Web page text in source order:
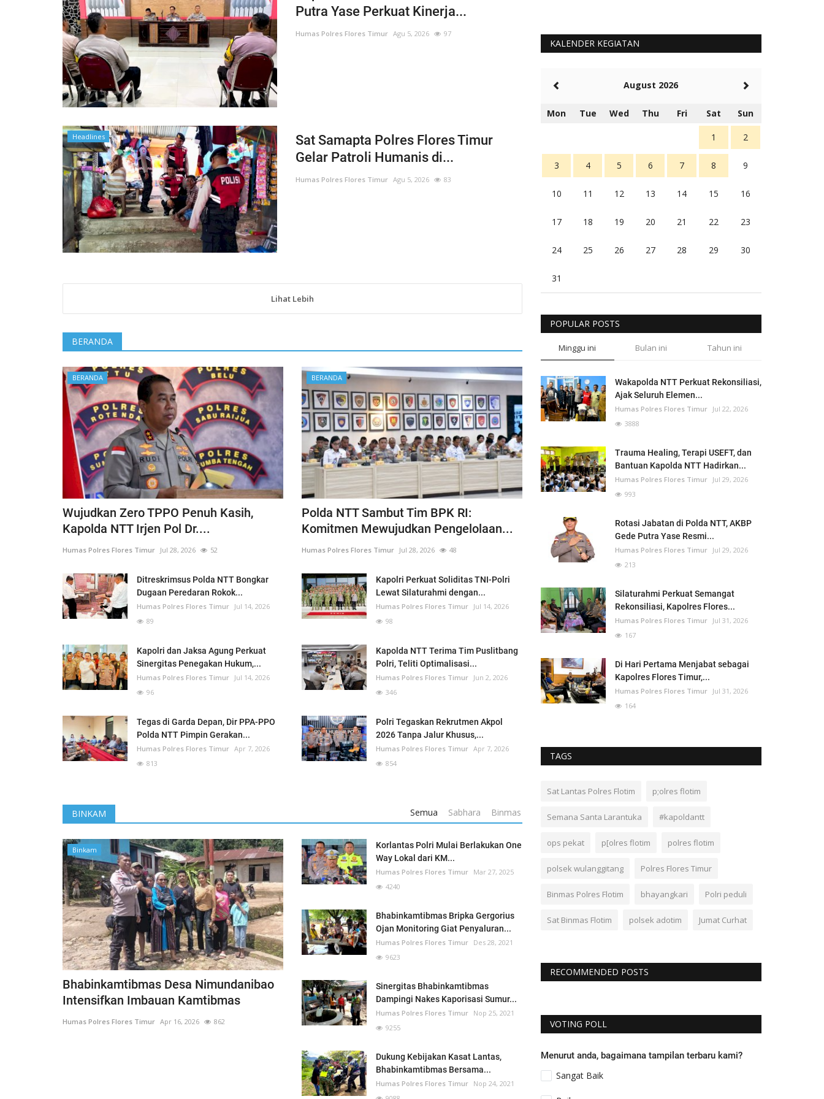
Putra Yase Perkuat Kinerja...
Humas Polres Flores Timur Agu 5, 2026 97
Headlines
Sat Samapta Polres Flores Timur
Gelar Patroli Humanis di...
Humas Polres Flores Timur Agu 5, 2026 83
Lihat Lebih
BERANDA
BERANDA
Wujudkan Zero TPPO Penuh Kasih,
Kapolda NTT Irjen Pol Dr....
Humas Polres Flores Timur Jul 28, 2026 52
BERANDA
Polda NTT Sambut Tim BPK RI:
Komitmen Mewujudkan Pengelolaan...
Humas Polres Flores Timur Jul 28, 2026 48
Ditreskrimsus Polda NTT Bongkar
Dugaan Peredaran Rokok...
Humas Polres Flores Timur Jul 14, 2026
89
Kapolri Perkuat Soliditas TNI-Polri
Lewat Silaturahmi dengan...
Humas Polres Flores Timur Jul 14, 2026
98
Kapolri dan Jaksa Agung Perkuat
Sinergitas Penegakan Hukum,...
Humas Polres Flores Timur Jul 14, 2026
96
Kapolda NTT Terima Tim Puslitbang
Polri, Teliti Optimalisasi...
Humas Polres Flores Timur Jun 2, 2026
346
Tegas di Garda Depan, Dir PPA-PPO
Polda NTT Pimpin Gerakan...
Humas Polres Flores Timur Apr 7, 2026
813
Polri Tegaskan Rekrutmen Akpol
2026 Tanpa Jalur Khusus,...
Humas Polres Flores Timur Apr 7, 2026
854
BINKAM Semua Sabhara Binmas
Binkam
Bhabinkamtibmas Desa Nimundanibao
Intensifkan Imbauan Kamtibmas
Humas Polres Flores Timur Apr 16, 2026 862
Korlantas Polri Mulai Berlakukan One
Way Lokal dari KM...
Humas Polres Flores Timur Mar 27, 2025
4240
Bhabinkamtibmas Bripka Gergorius
Ojan Monitoring Giat Penyaluran...
Humas Polres Flores Timur Des 28, 2021
9623
Sinergitas Bhabinkamtibmas
Dampingi Nakes Kaporisasi Sumur...
Humas Polres Flores Timur Nop 25, 2021
9255
Dukung Kebijakan Kasat Lantas,
Bhabinkamtibmas Bersama...
Humas Polres Flores Timur Nop 24, 2021
KALENDER KEGIATAN
August 2026
Mon Tue Wed Thu Fri Sat Sun
1 2
3 4 5 6 7 8 9
10 11 12 13 14 15 16
17 18 19 20 21 22 23
24 25 26 27 28 29 30
31
POPULAR POSTS
Minggu ini Bulan ini Tahun ini
Wakapolda NTT Perkuat Rekonsiliasi,
Ajak Seluruh Elemen...
Humas Polres Flores Timur Jul 22, 2026
3888
Trauma Healing, Terapi USEFT, dan
Bantuan Kapolda NTT Hadirkan...
Humas Polres Flores Timur Jul 29, 2026
993
Rotasi Jabatan di Polda NTT, AKBP
Gede Putra Yase Resmi...
Humas Polres Flores Timur Jul 29, 2026
213
Silaturahmi Perkuat Semangat
Rekonsiliasi, Kapolres Flores...
Humas Polres Flores Timur Jul 31, 2026
167
Di Hari Pertama Menjabat sebagai
Kapolres Flores Timur,...
Humas Polres Flores Timur Jul 31, 2026
164
TAGS
Sat Lantas Polres Flotim p;olres flotim
Semana Santa Larantuka #kapoldantt
ops pekat p[olres flotim polres flotim
polsek wulanggitang Polres Flores Timur
Binmas Polres Flotim bhayangkari Polri peduli
Sat Binmas Flotim polsek adotim Jumat Curhat
RECOMMENDED POSTS
VOTING POLL
Menurut anda, bagaimana tampilan terbaru kami?
Sangat Baik